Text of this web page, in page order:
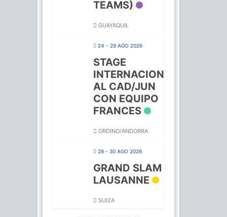
TEAMS)
GUAYAQUIL
24 - 29 AGO 2026
STAGE
INTERNACION
AL CAD/JUN
CON EQUIPO
FRANCES
ORDINO/ANDORRA
28 - 30 AGO 2026
GRAND SLAM
LAUSANNE
SUIZA